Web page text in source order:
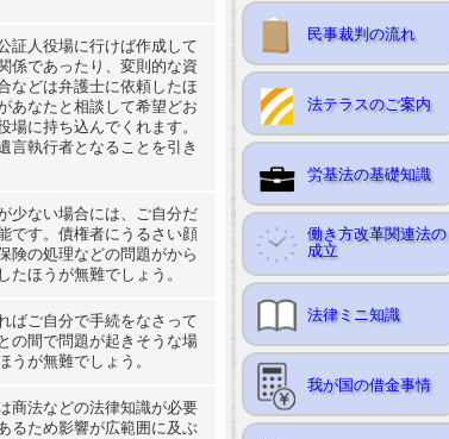
証人役場に行けば作成して
係であったり、変則的な資
などは弁護士に依頼したほ
あなたと相談して希望どお
場に持ち込んでくれます。
言執行者となることを引き
少ない場合には、ご自分だ
です。債権者にうるさい顔
険の処理などの問題がから
たほうが無難でしょう。
ばご自分で手続をなさって
の間で問題が起きそうな場
うが無難でしょう。
商法などの法律知識が必要
るため影響が広範囲に及ぶ
民事裁判の流れ
法テラスのご案内
労基法の基礎知識
働き方改革関連法の
成立
法律ミニ知識
我が国の借金事情